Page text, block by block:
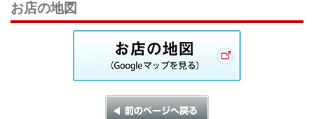
お店の地図